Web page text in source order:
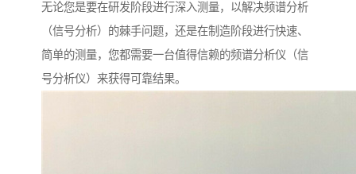
无论您是要在研发阶段进行深入测量，以解决频谱分析
（信号分析）的棘手问题，还是在制造阶段进行快速、
简单的测量，您都需要一台值得信赖的频谱分析仪（信
号分析仪）来获得可靠结果。